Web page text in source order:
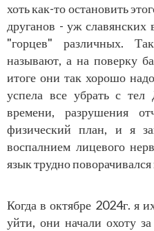
хоть как-то остановить
друганов - уж славянских
"горцев" различных.
называют, а на поверку
итоге они так хорошо
успела все убрать с
времени, разрушения
физический план, и я
воспалнием лицевого
язык трудно поворачивался
Когдав октябре 2024г. я
уйти, они начали охоту